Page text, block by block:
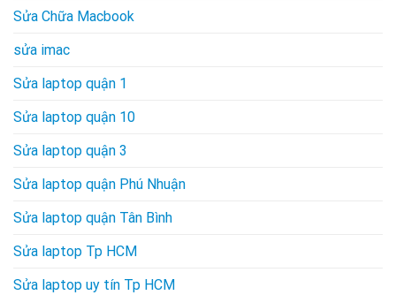
Sửa Chữa Macbook
sửa imac
Sửa laptop quận 1
Sửa laptop quận 10
Sửa laptop quận 3
Sửa laptop quận Phú Nhuận
Sửa laptop quận Tân Bình
Sửa laptop Tp HCM
Sửa laptop uy tín Tp HCM